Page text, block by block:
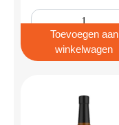
Toevoegen aan
winkelwagen